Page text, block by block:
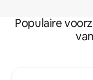
Populaire